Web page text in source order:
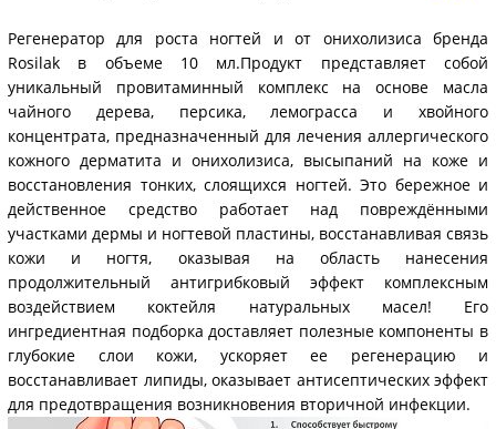
Регенератор для роста ногтей и от онихолизиса бренда
Rosilak в объеме 10 мл.Продукт представляет собой
уникальный провитаминный комплекс на основе масла
чайного дерева, персика, лемограсса и хвойного
концентрата, предназначенный для лечения аллергического
кожного дерматита и онихолизиса, высыпаний на коже и
восстановления тонких, слоящихся ногтей. Это бережное и
действенное средство работает над повреждёнными
участками дермы и ногтевой пластины, восстанавливая связь
кожи и ногтя, оказывая на область нанесения
продолжительный антигрибковый эффект комплексным
воздействием коктейля натуральных масел! Его
ингредиентная подборка доставляет полезные компоненты в
глубокие слои кожи, ускоряет ее регенерацию и
восстанавливает липиды, оказывает антисептических эффект
для предотвращения возникновения вторичной инфекции.